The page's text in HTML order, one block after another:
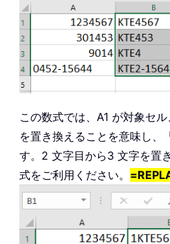
この数式では、A1 が対象セ
を置き換えることを意味し、
す。2 文字目から3 文字を置
式をご利用ください。